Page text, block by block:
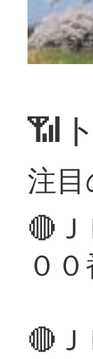
📶
注
🔴
０
🔴